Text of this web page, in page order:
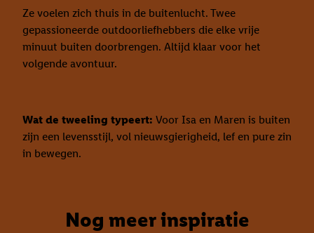
Ze voelen zich thuis in de buitenlucht. Twee
gepassioneerde outdoorliefhebbers die elke vrije
minuut buiten doorbrengen. Altijd klaar voor het
volgende avontuur.
Wat de tweeling typeert: Voor Isa en Maren is buiten
zijn een levensstijl, vol nieuwsgierigheid, lef en pure zin
in bewegen.
Nog meer inspiratie